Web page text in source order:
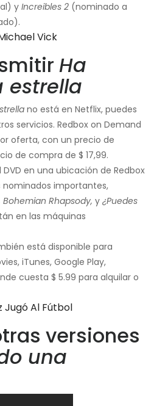
y Increibles 2 (nominado a
Vick
Ha
estrella
no está en Netflix, puedes
servicios. Redbox on Demand
oferta, con un precio de
de compra de $ 17,99.
en una ubicación de Redbox
nominados importantes,
Bohemian Rhapsody, y ¿Puedes
en las máquinas
está disponible para
iTunes, Google Play,
cuesta $ 5.99 para alquilar o
Jugó Al Fútbol
versiones
una